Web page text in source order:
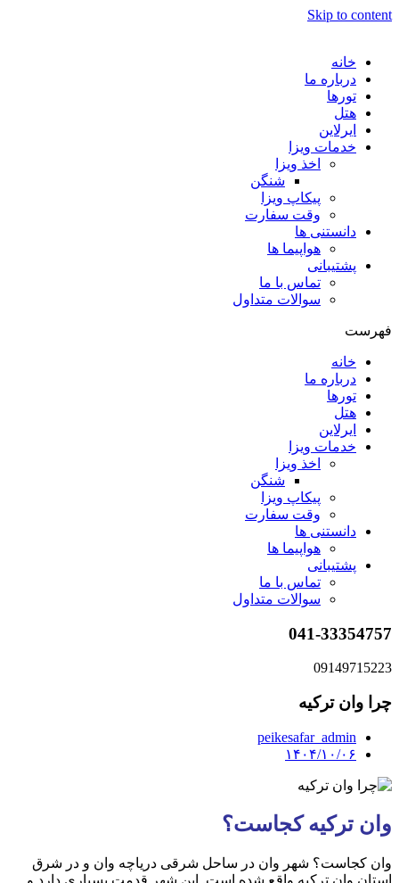
Skip to content
خانه
درباره ما
تورها
هتل
ایرلاین
خدمات ویزا
اخذ ویزا
شنگن
پیکاپ ویزا
وقت سفارت
دانستنی ها
هواپیما ها
پشتیبانی
تماس با ما
سوالات متداول
فهرست
خانه
درباره ما
تورها
هتل
ایرلاین
خدمات ویزا
اخذ ویزا
شنگن
پیکاپ ویزا
وقت سفارت
دانستنی ها
هواپیما ها
پشتیبانی
تماس با ما
سوالات متداول
041-33354757
09149715223
چرا وان ترکیه
peikesafar_admin
۱۴۰۴/۱۰/۰۶
وان ترکیه کجاست؟
وان کجاست؟ شهر وان در ساحل شرقی دریاچه وان و در شرق
استان وان ترکیه واقع شده است. این شهر قدمت بسیاری دارد و